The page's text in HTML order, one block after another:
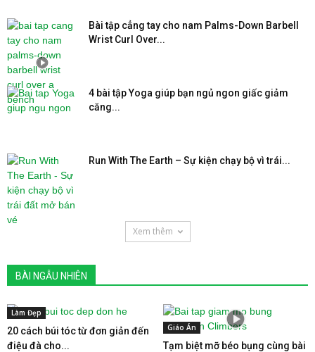
Bài tập cẳng tay cho nam Palms-Down Barbell
Wrist Curl Over...
4 bài tập Yoga giúp bạn ngủ ngon giấc giảm
căng...
Run With The Earth – Sự kiện chạy bộ vì trái...
Xem thêm
BÀI NGẪU NHIÊN
Làm Đẹp
20 cách búi tóc từ đơn giản đến
điệu đà cho...
Giáo Án
Tạm biệt mỡ béo bụng cùng bài